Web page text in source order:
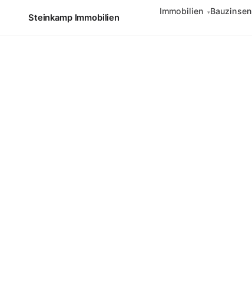
Steinkamp Immobilien
Immobilien ▾Bauzinsen